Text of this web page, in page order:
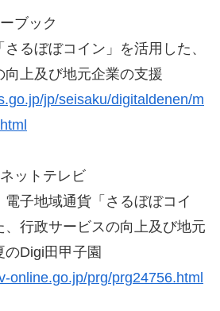
ーブック
るぼぼコイン」を活用した、
向上及び地元企業の支援
jp/seisaku/digitaldenen/m
ットテレビ
子地域通貨「さるぼぼコイ
、行政サービスの向上及び地元
Digi田甲子園
online.go.jp/prg/prg24756.html